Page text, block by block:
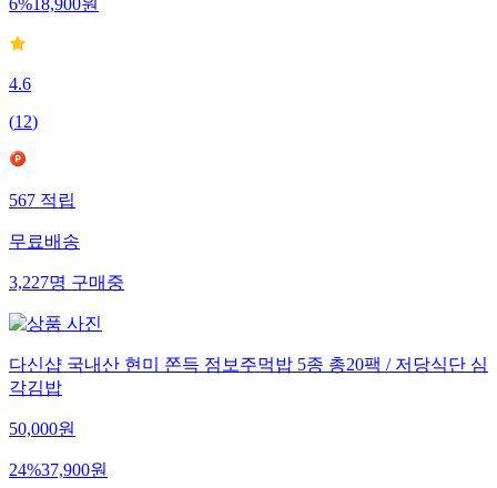
6%18,900원
4.6
(12)
567적립
무료배송
3,227명구매중
다신샵 국내산 현미 쫀득 점보주먹밥 5종 총20팩 / 저당식단 심
각김밥
50,000원
24%37,900원